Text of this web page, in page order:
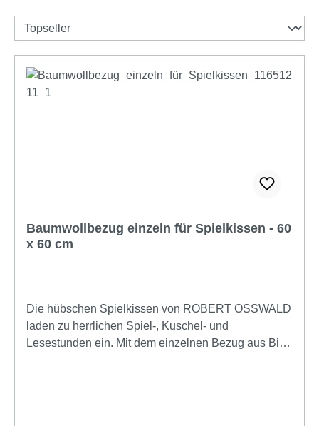
Baumwollbezug einzeln für Spielkissen - 60
x 60 cm
Die hübschen Spielkissen von ROBERT OSSWALD
laden zu herrlichen Spiel-, Kuschel- und
Lesestunden ein. Mit dem einzelnen Bezug aus Bio